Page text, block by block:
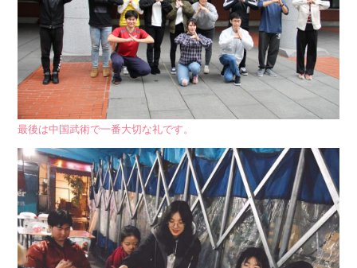
最後は中国武術で一番大切な礼です。